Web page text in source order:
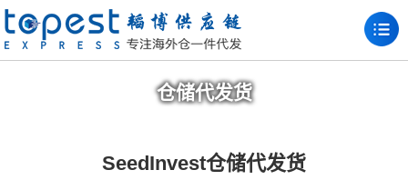
仓储代发货
SeedInvest仓储代发货